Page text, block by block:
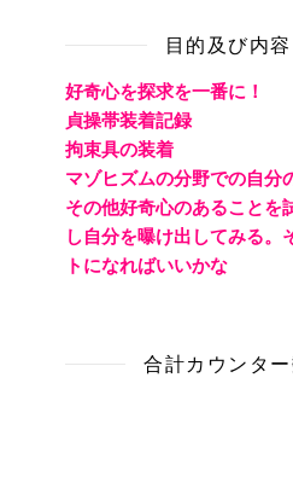
目的及び内容
好奇心を探求を一番に！
貞操帯装着記録
拘束具の装着
マゾヒズムの分野での自分
その他好奇心のあることを
し自分を曝け出してみる。
トになればいいかな
合計カウンタ